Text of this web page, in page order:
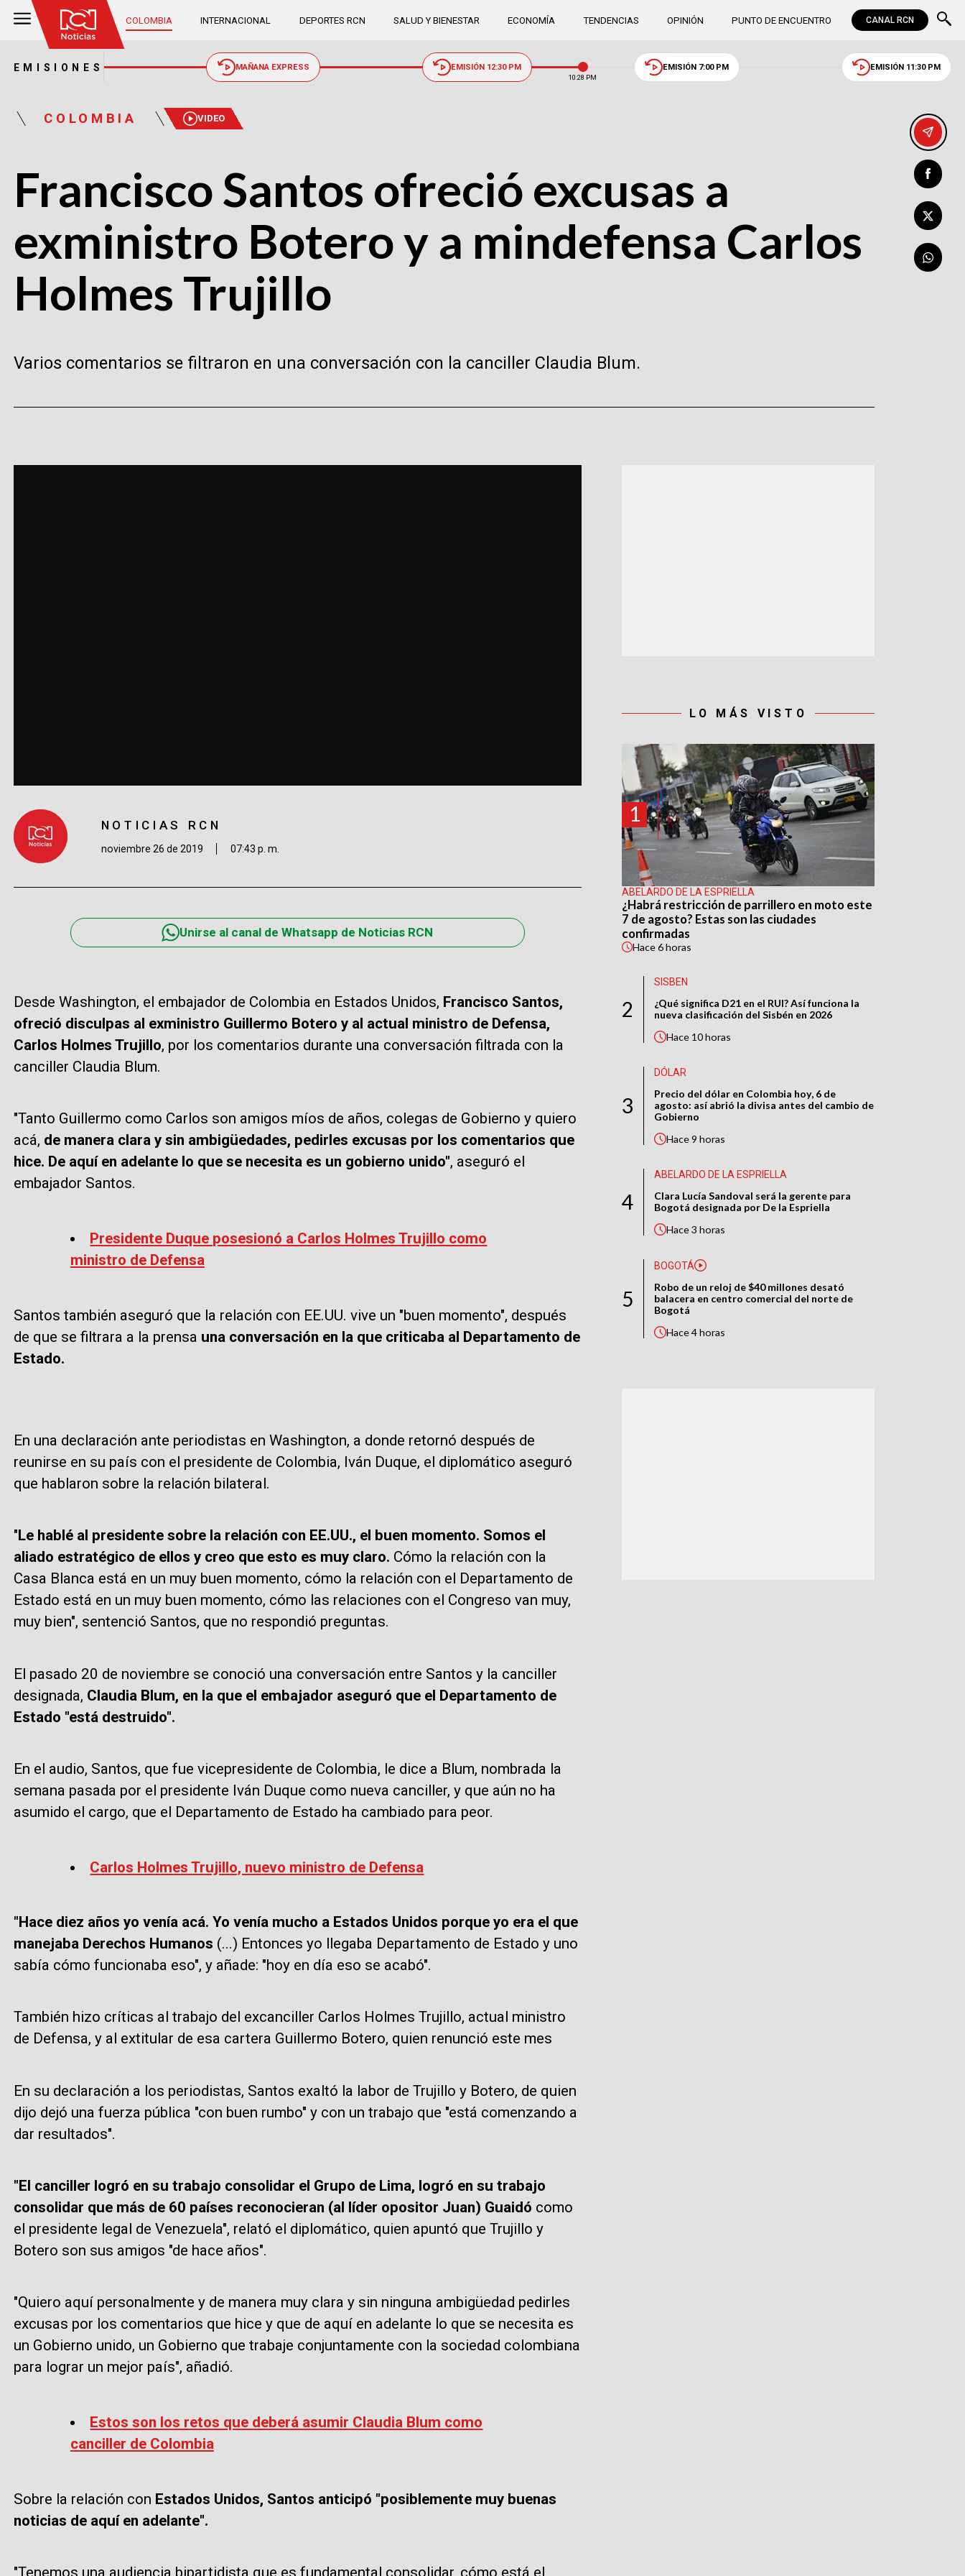
COLOMBIA INTERNACIONAL DEPORTES RCN SALUD Y BIENESTAR ECONOMÍA TENDENCIAS OPINIÓN PUNTO DE ENCUENTRO CANAL RCN
EMISIONES MAÑANA EXPRESS EMISIÓN 12:30 PM
10:28 PM
EMISIÓN 7:00 PM EMISIÓN 11:30 PM
COLOMBIA VIDEO
Francisco Santos ofreció excusas a
exministro Botero y a mindefensa Carlos
Holmes Trujillo
Varios comentarios se filtraron en una conversación con la canciller Claudia Blum.
NOTICIAS RCN
noviembre 26 de 2019 07:43 p. m.
Unirse al canal de Whatsapp de Noticias RCN
Desde Washington, el embajador de Colombia en Estados Unidos, Francisco Santos,
ofreció disculpas al exministro Guillermo Botero y al actual ministro de Defensa,
Carlos Holmes Trujillo, por los comentarios durante una conversación filtrada con la
canciller Claudia Blum.
"Tanto Guillermo como Carlos son amigos míos de años, colegas de Gobierno y quiero
acá, de manera clara y sin ambigüedades, pedirles excusas por los comentarios que
hice. De aquí en adelante lo que se necesita es un gobierno unido", aseguró el
embajador Santos.
Presidente Duque posesionó a Carlos Holmes Trujillo como
ministro de Defensa
Santos también aseguró que la relación con EE.UU. vive un "buen momento", después
de que se filtrara a la prensa una conversación en la que criticaba al Departamento de
Estado.
En una declaración ante periodistas en Washington, a donde retornó después de
reunirse en su país con el presidente de Colombia, Iván Duque, el diplomático aseguró
que hablaron sobre la relación bilateral.
"Le hablé al presidente sobre la relación con EE.UU., el buen momento. Somos el
aliado estratégico de ellos y creo que esto es muy claro. Cómo la relación con la
Casa Blanca está en un muy buen momento, cómo la relación con el Departamento de
Estado está en un muy buen momento, cómo las relaciones con el Congreso van muy,
muy bien", sentenció Santos, que no respondió preguntas.
El pasado 20 de noviembre se conoció una conversación entre Santos y la canciller
designada, Claudia Blum, en la que el embajador aseguró que el Departamento de
Estado "está destruido".
En el audio, Santos, que fue vicepresidente de Colombia, le dice a Blum, nombrada la
semana pasada por el presidente Iván Duque como nueva canciller, y que aún no ha
asumido el cargo, que el Departamento de Estado ha cambiado para peor.
Carlos Holmes Trujillo, nuevo ministro de Defensa
"Hace diez años yo venía acá. Yo venía mucho a Estados Unidos porque yo era el que
manejaba Derechos Humanos (...) Entonces yo llegaba Departamento de Estado y uno
sabía cómo funcionaba eso", y añade: "hoy en día eso se acabó".
También hizo críticas al trabajo del excanciller Carlos Holmes Trujillo, actual ministro
de Defensa, y al extitular de esa cartera Guillermo Botero, quien renunció este mes
En su declaración a los periodistas, Santos exaltó la labor de Trujillo y Botero, de quien
dijo dejó una fuerza pública "con buen rumbo" y con un trabajo que "está comenzando a
dar resultados".
"El canciller logró en su trabajo consolidar el Grupo de Lima, logró en su trabajo
consolidar que más de 60 países reconocieran (al líder opositor Juan) Guaidó como
el presidente legal de Venezuela", relató el diplomático, quien apuntó que Trujillo y
Botero son sus amigos "de hace años".
"Quiero aquí personalmente y de manera muy clara y sin ninguna ambigüedad pedirles
excusas por los comentarios que hice y que de aquí en adelante lo que se necesita es
un Gobierno unido, un Gobierno que trabaje conjuntamente con la sociedad colombiana
para lograr un mejor país", añadió.
Estos son los retos que deberá asumir Claudia Blum como
canciller de Colombia
Sobre la relación con Estados Unidos, Santos anticipó "posiblemente muy buenas
noticias de aquí en adelante".
"Tenemos una audiencia bipartidista que es fundamental consolidar, cómo está el
LO MÁS VISTO
1
ABELARDO DE LA ESPRIELLA
¿Habrá restricción de parrillero en moto este
7 de agosto? Estas son las ciudades
confirmadas
Hace6 horas
2
SISBEN
¿Qué significa D21 en el RUI? Así funciona la
nueva clasificación del Sisbén en 2026
Hace 10 horas
3
DÓLAR
Precio del dólar en Colombia hoy, 6 de
agosto: así abrió la divisa antes del cambio de
Gobierno
Hace9 horas
4
ABELARDO DE LA ESPRIELLA
Clara Lucía Sandoval será la gerente para
Bogotá designada por De la Espriella
Hace3 horas
5
BOGOTÁ
Robo de un reloj de $40 millones desató
balacera en centro comercial del norte de
Bogotá
Hace4 horas